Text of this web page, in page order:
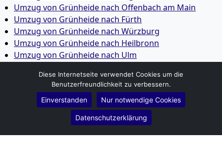
Umzug von Grünheide nach Offenbach am Main
Umzug von Grünheide nach Fürth
Umzug von Grünheide nach Würzburg
Umzug von Grünheide nach Heilbronn
Umzug von Grünheide nach Ulm
Umzug von Grünheide nach Wolfsburg
Umzug von Grünheide nach Bottrop
Umzug von Grünheide nach Göttingen
Umzug von Grünheide nach Reutlingen
Umzug von Grünheide nach Bremer­haven
Umzug von Grünheide nach Koblenz
Diese Internetseite verwendet Cookies um die
Benutzerfreundlichkeit zu verbessern.
Einverstanden Nur notwendige Cookies
Datenschutzerklärung